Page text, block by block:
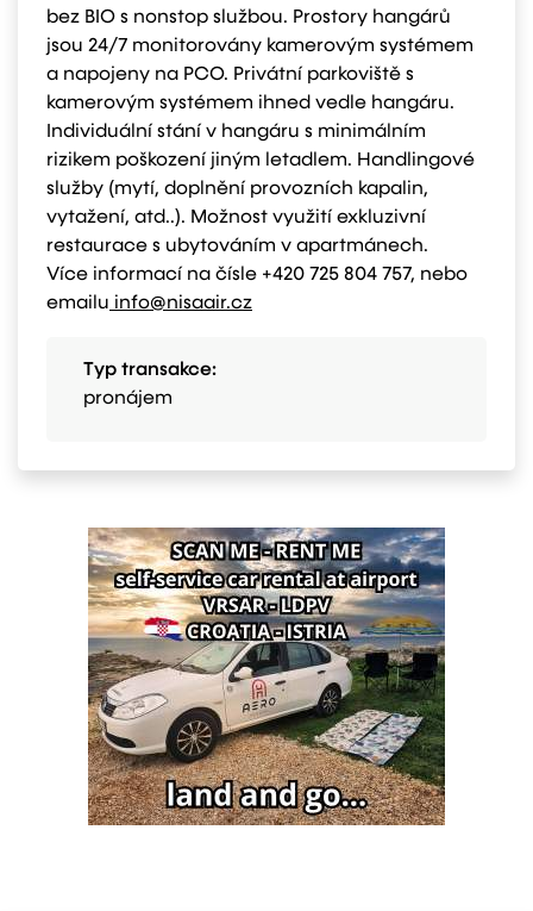
bez BIO s nonstop službou. Prostory hangárů
jsou 24/7 monitorovány kamerovým systémem
a napojeny na PCO. Privátní parkoviště s
kamerovým systémem ihned vedle hangáru.
Individuální stání v hangáru s minimálním
rizikem poškození jiným letadlem. Handlingové
služby (mytí, doplnění provozních kapalin,
vytažení, atd..). Možnost využití exkluzivní
restaurace s ubytováním v apartmánech.
Více informací na čísle +420 725 804 757, nebo
emailu info@nisaair.cz
Typ transakce:
pronájem